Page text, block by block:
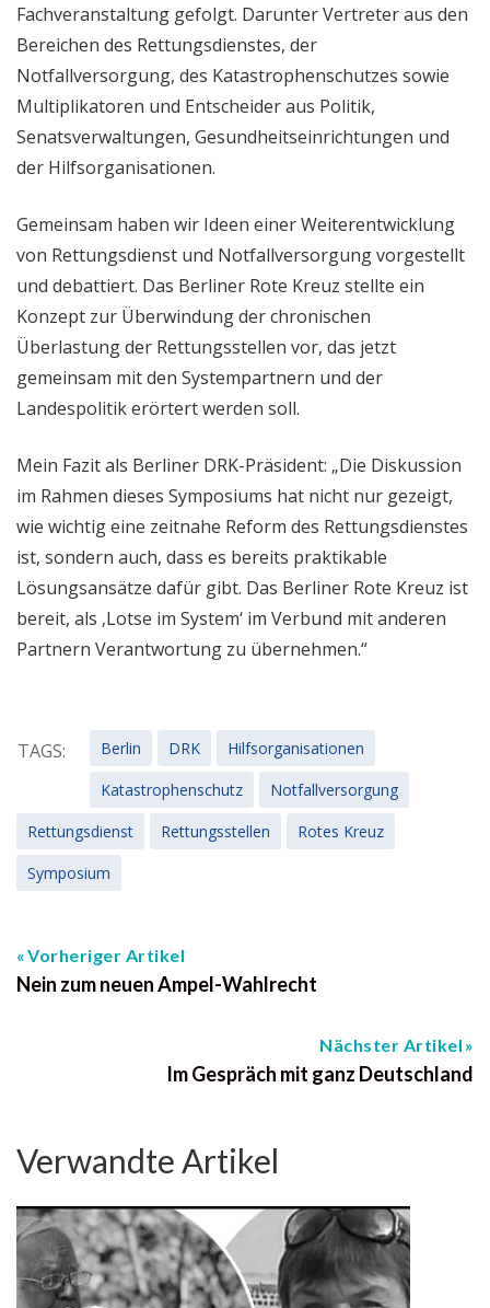
Fachveranstaltung gefolgt. Darunter Vertreter aus den
Bereichen des Rettungsdienstes, der
Notfallversorgung, des Katastrophenschutzes sowie
Multiplikatoren und Entscheider aus Politik,
Senatsverwaltungen, Gesundheitseinrichtungen und
der Hilfsorganisationen.
Gemeinsam haben wir Ideen einer Weiterentwicklung
von Rettungsdienst und Notfallversorgung vorgestellt
und debattiert. Das Berliner Rote Kreuz stellte ein
Konzept zur Überwindung der chronischen
Überlastung der Rettungsstellen vor, das jetzt
gemeinsam mit den Systempartnern und der
Landespolitik erörtert werden soll.
Mein Fazit als Berliner DRK-Präsident: „Die Diskussion
im Rahmen dieses Symposiums hat nicht nur gezeigt,
wie wichtig eine zeitnahe Reform des Rettungsdienstes
ist, sondern auch, dass es bereits praktikable
Lösungsansätze dafür gibt. Das Berliner Rote Kreuz ist
bereit, als ‚Lotse im System‘ im Verbund mit anderen
Partnern Verantwortung zu übernehmen.“
TAGS: Berlin DRK
Hilfsorganisationen
Katastrophenschutz
Notfallversorgung
Rettungsdienst
Rettungsstellen
Rotes Kreuz
Symposium
Vorheriger Artikel
Nein zum neuen Ampel-Wahlrecht
Nächster Artikel
Im Gespräch mit ganz Deutschland
Verwandte Artikel